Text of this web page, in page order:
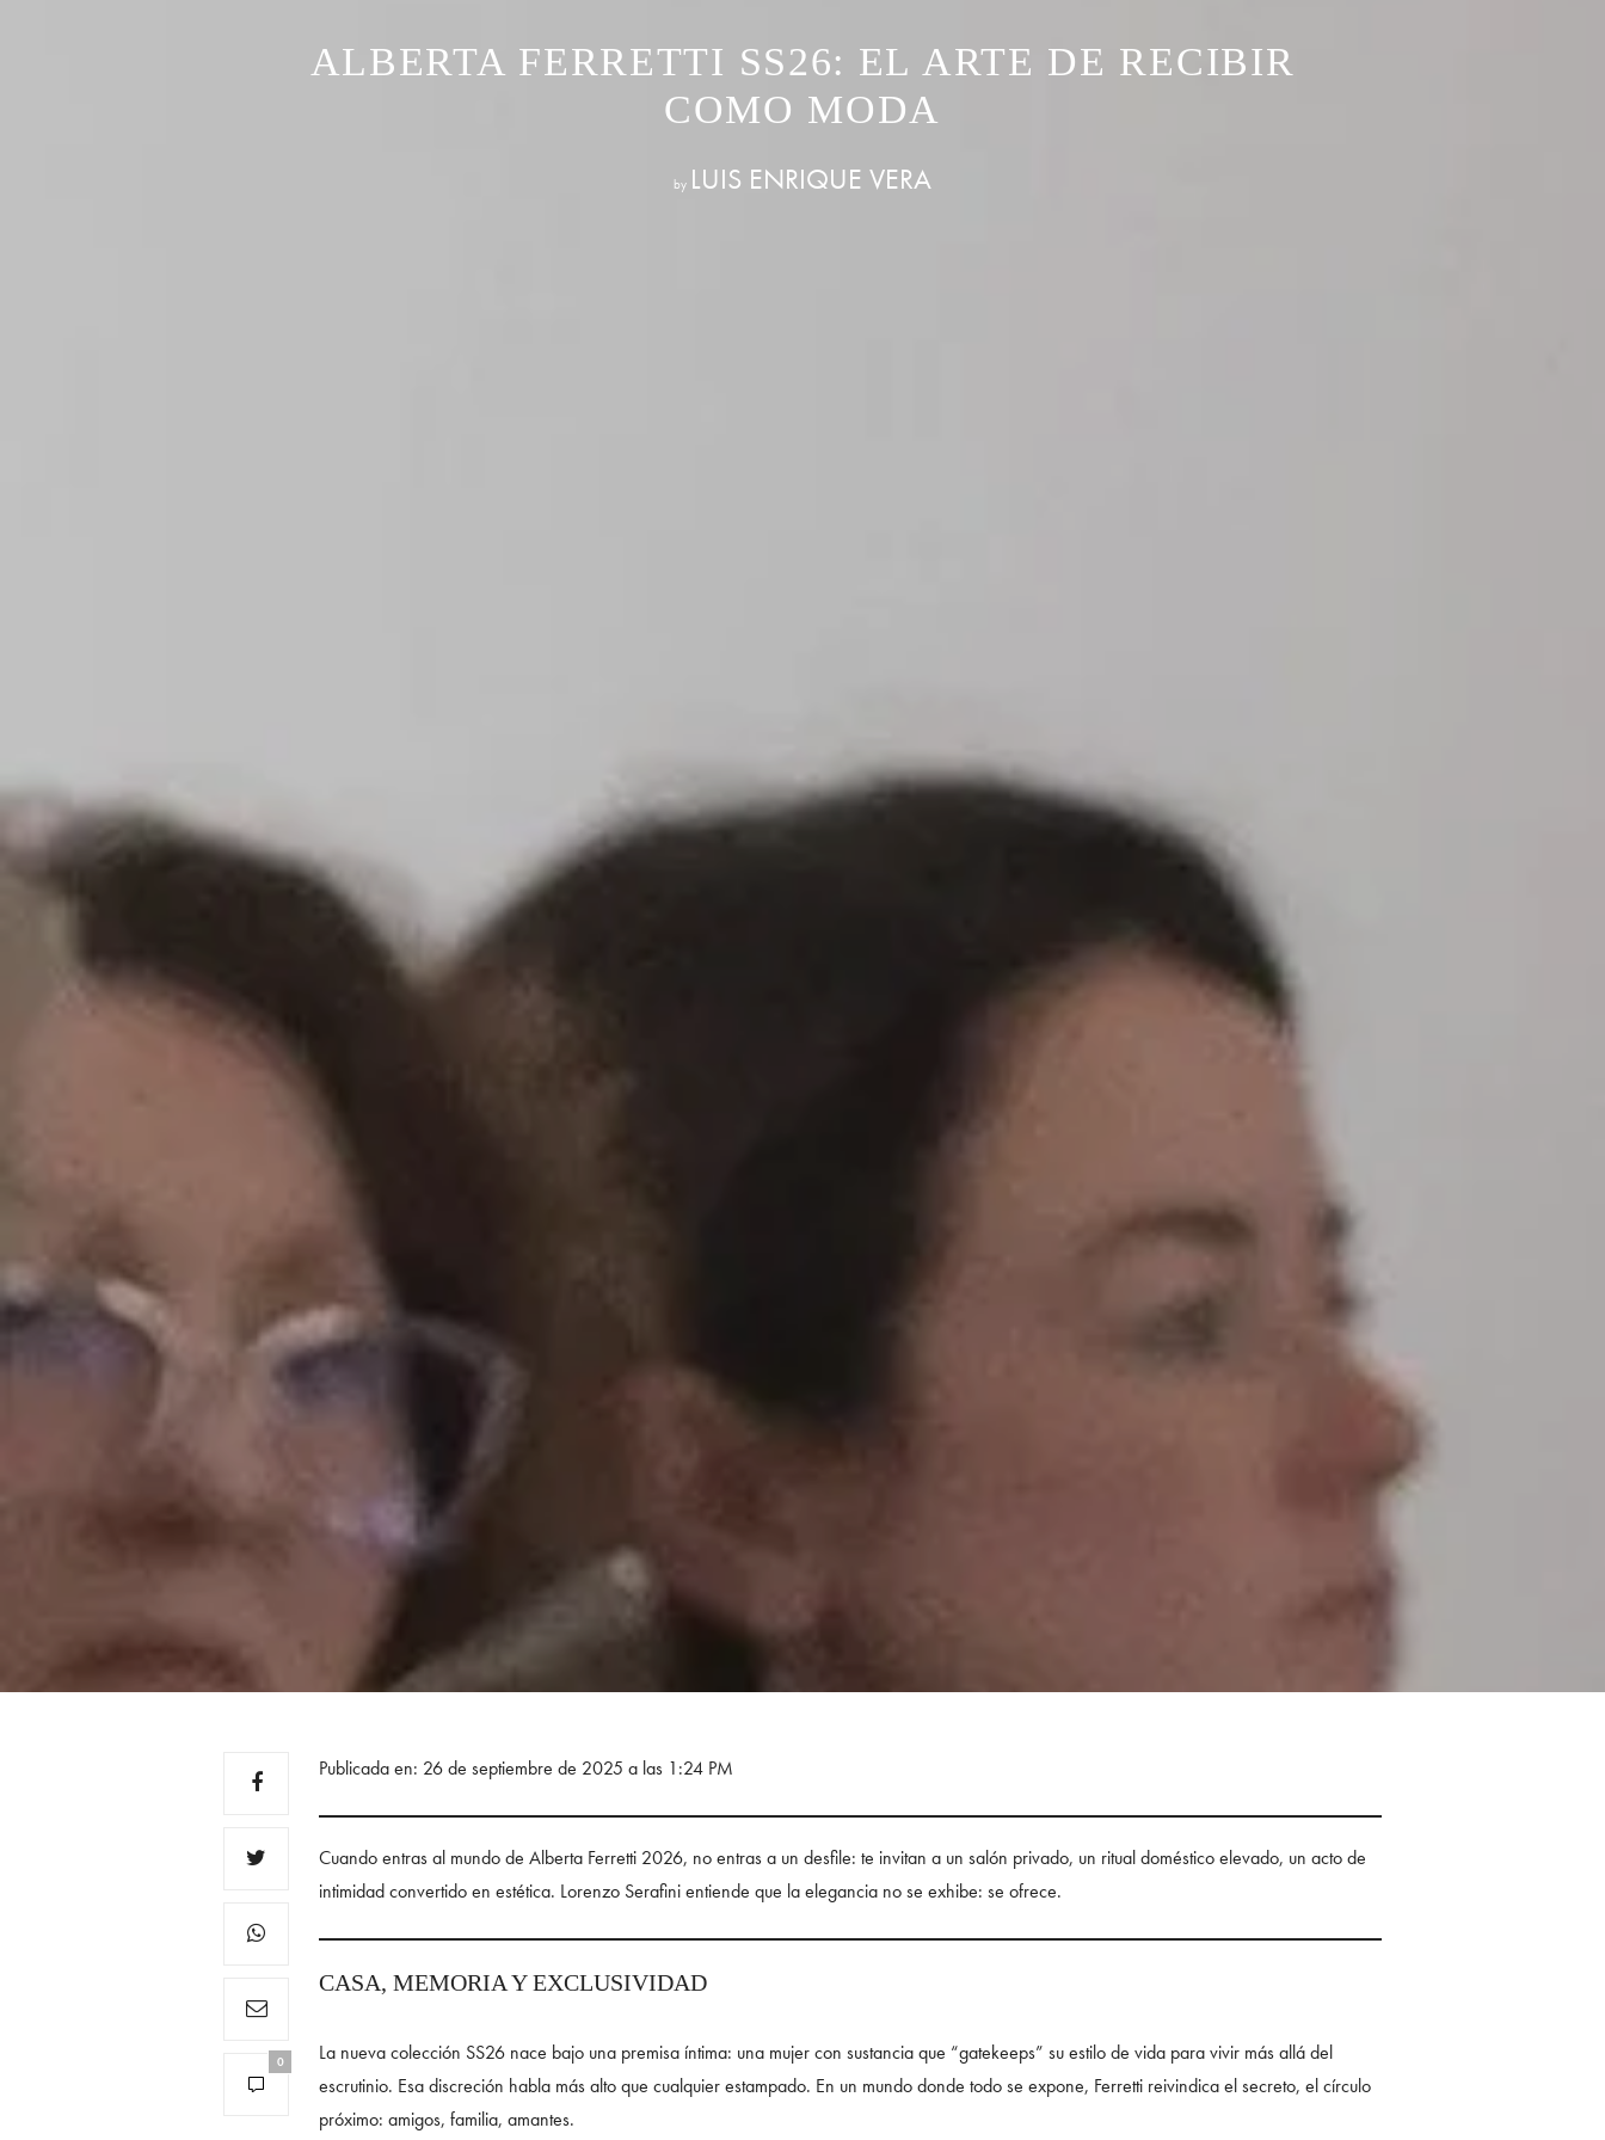
ALBERTA FERRETTI SS26: EL ARTE DE RECIBIR
COMO MODA
by LUIS ENRIQUE VERA
0
Publicada en: 26 de septiembre de 2025 a las 1:24 PM
Cuando entras al mundo de Alberta Ferretti 2026, no entras a un desfile: te invitan a un salón privado, un ritual doméstico elevado, un acto de
intimidad convertido en estética. Lorenzo Serafini entiende que la elegancia no se exhibe: se ofrece.
CASA, MEMORIA Y EXCLUSIVIDAD
La nueva colección SS26 nace bajo una premisa íntima: una mujer con sustancia que “gatekeeps” su estilo de vida para vivir más allá del
escrutinio. Esa discreción habla más alto que cualquier estampado. En un mundo donde todo se expone, Ferretti reivindica el secreto, el círculo
próximo: amigos, familia, amantes.